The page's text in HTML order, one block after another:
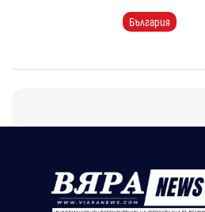
България